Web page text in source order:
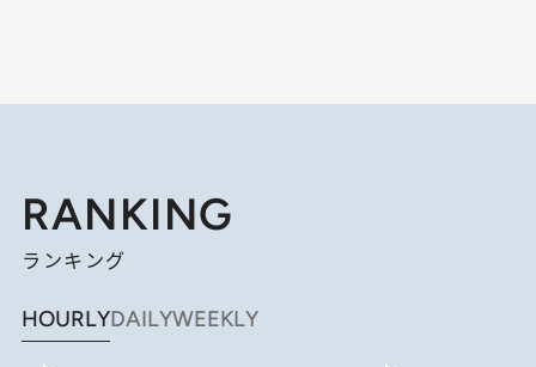
RANKING
ランキング
HOURLYDAILYWEEKLY